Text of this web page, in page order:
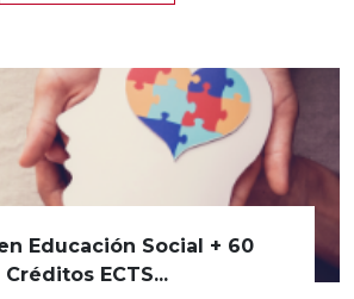
Educación Social + 60
Créditos ECTS...